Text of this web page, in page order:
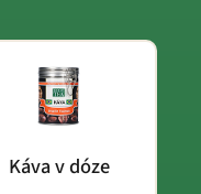
Káva v dóze